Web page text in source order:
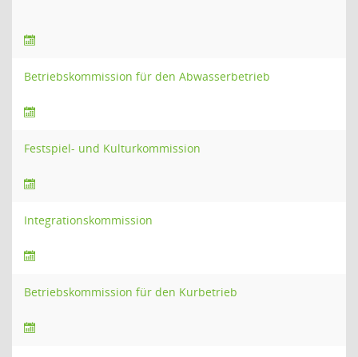
Betriebskommission für den Abwasserbetrieb
Festspiel- und Kulturkommission
Integrationskommission
Betriebskommission für den Kurbetrieb